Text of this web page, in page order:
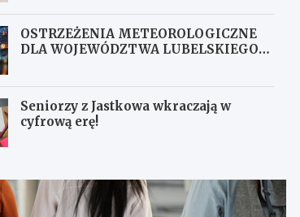
OSTRZEŻENIA METEOROLOGICZNE
DLA WOJEWÓDZTWA LUBELSKIEGO
Seniorzy z Jastkowa wkraczają w
cyfrową erę!